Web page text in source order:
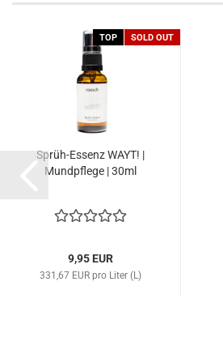
TOP SOLD OUT
Sprüh-Essenz WAYT! |
Mundpflege | 30ml
9,95 EUR
331,67 EUR pro Liter (L)